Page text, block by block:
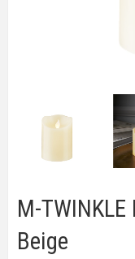
M-
Beige